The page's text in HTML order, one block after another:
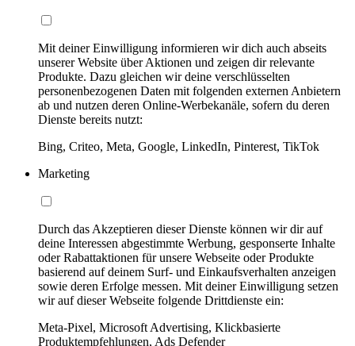
Mit deiner Einwilligung informieren wir dich auch abseits
unserer Website über Aktionen und zeigen dir relevante
Produkte. Dazu gleichen wir deine verschlüsselten
personenbezogenen Daten mit folgenden externen Anbietern
ab und nutzen deren Online-Werbekanäle, sofern du deren
Dienste bereits nutzt:
Bing, Criteo, Meta, Google, LinkedIn, Pinterest, TikTok
Marketing
Durch das Akzeptieren dieser Dienste können wir dir auf
deine Interessen abgestimmte Werbung, gesponserte Inhalte
oder Rabattaktionen für unsere Webseite oder Produkte
basierend auf deinem Surf- und Einkaufsverhalten anzeigen
sowie deren Erfolge messen. Mit deiner Einwilligung setzen
wir auf dieser Webseite folgende Drittdienste ein:
Meta-Pixel, Microsoft Advertising, Klickbasierte
Produktempfehlungen, Ads Defender